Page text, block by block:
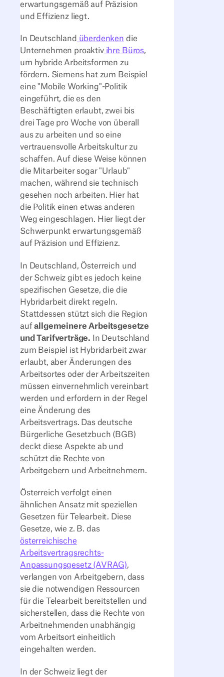
erwartungsgemäß auf Präzision
und Effizienz liegt.
In Deutschland überdenken die
Unternehmen proaktivihre Büros,
um hybride Arbeitsformen zu
fördern. Siemens hat zum Beispiel
eine "Mobile Working"-Politik
eingeführt, die es den
Beschäftigten erlaubt, zwei bis
drei Tage pro Woche von überall
aus zu arbeiten und so eine
vertrauensvolle Arbeitskultur zu
schaffen. Auf diese Weise können
die Mitarbeiter sogar "Urlaub"
machen, während sie technisch
gesehen noch arbeiten. Hier hat
die Politik einen etwas anderen
Weg eingeschlagen. Hier liegt der
Schwerpunkt erwartungsgemäß
auf Präzision und Effizienz.
In Deutschland, Österreich und
der Schweiz gibt es jedoch keine
spezifischen Gesetze, die die
Hybridarbeit direkt regeln.
Stattdessen stützt sich die Region
aufallgemeinere Arbeitsgesetze
und Tarifverträge. In Deutschland
zum Beispiel ist Hybridarbeit zwar
erlaubt, aber Änderungen des
Arbeitsortes oder der Arbeitszeiten
müssen einvernehmlich vereinbart
werden und erfordern in der Regel
eine Änderung des
Arbeitsvertrags. Das deutsche
Bürgerliche Gesetzbuch (BGB)
deckt diese Aspekte ab und
schützt die Rechte von
Arbeitgebern und Arbeitnehmern.
Österreich verfolgt einen
ähnlichen Ansatz mit speziellen
Gesetzen für Telearbeit. Diese
Gesetze, wie z. B. das
österreichische
Arbeitsvertragsrechts-
Anpassungsgesetz (AVRAG),
verlangen von Arbeitgebern, dass
sie die notwendigen Ressourcen
für die Telearbeit bereitstellen und
sicherstellen, dass die Rechte von
Arbeitnehmenden unabhängig
vom Arbeitsort einheitlich
eingehalten werden.
In der Schweiz liegt der